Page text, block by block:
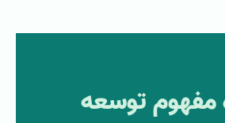
مفهوم توسعه